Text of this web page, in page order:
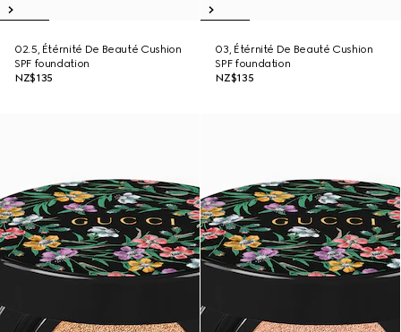
02.5, Étérnité De Beauté Cushion
SPF foundation
NZ$135
03, Étérnité De Beauté Cushion
SPF foundation
NZ$135